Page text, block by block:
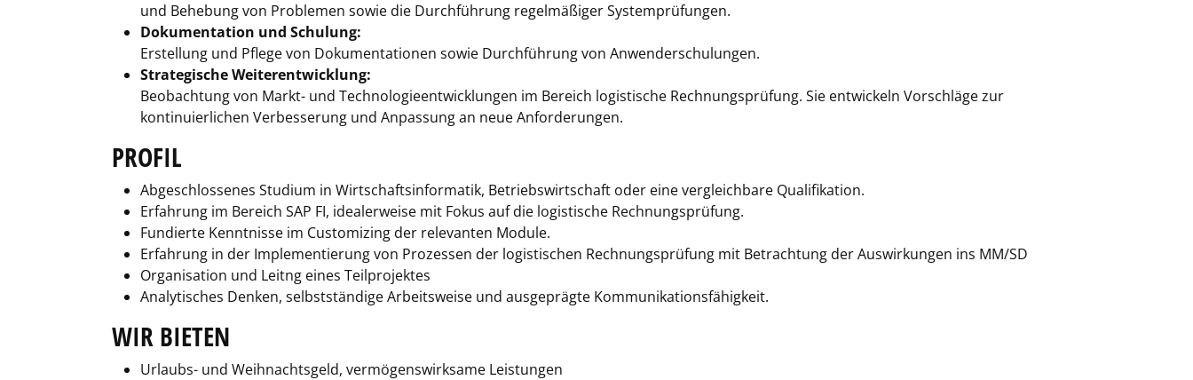
und Behebung von Problemen sowie die Durchführung regelmäßiger Systemprüfungen.
Dokumentation und Schulung:
Erstellung und Pflege von Dokumentationen sowie Durchführung von Anwenderschulungen.
Strategische Weiterentwicklung:
Beobachtung von Markt- und Technologieentwicklungen im Bereich logistische Rechnungsprüfung. Sie entwickeln Vorschläge zur
kontinuierlichen Verbesserung und Anpassung an neue Anforderungen.
PROFIL
Abgeschlossenes Studium in Wirtschaftsinformatik, Betriebswirtschaft oder eine vergleichbare Qualifikation.
Erfahrung im Bereich SAP FI, idealerweise mit Fokus auf die logistische Rechnungsprüfung.
Fundierte Kenntnisse im Customizing der relevanten Module.
Erfahrung in der Implementierung von Prozessen der logistischen Rechnungsprüfung mit Betrachtung der Auswirkungen ins MM/SD
Organisation und Leitng eines Teilprojektes
Analytisches Denken, selbstständige Arbeitsweise und ausgeprägte Kommunikationsfähigkeit.
WIR BIETEN
Urlaubs- und Weihnachtsgeld, vermögenswirksame Leistungen